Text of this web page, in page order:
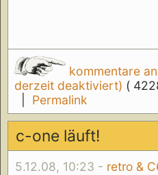
kommentare
derzeit deaktiviert) (
Permalink
c-one läuft!
5.12.08, 10:23 - retro &